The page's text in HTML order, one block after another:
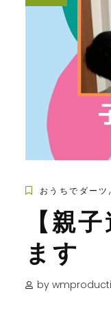
おうちでダーツ ,
【親
ます
by